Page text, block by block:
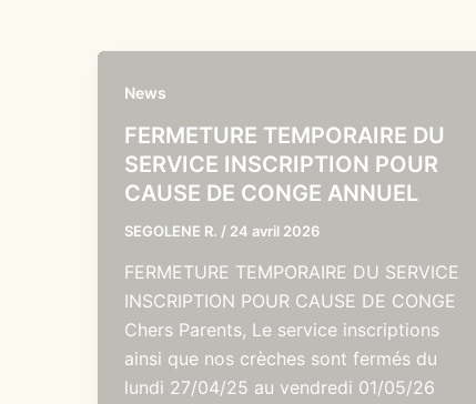
News
FERMETURE TEMPORAIRE DU
SERVICE INSCRIPTION POUR
CAUSE DE CONGE ANNUEL
SEGOLENE R. / 24 avril 2026
FERMETURE TEMPORAIRE DU SERVICE
INSCRIPTION POUR CAUSE DE CONGE
Chers Parents, Le service inscriptions
ainsi que nos crèches sont fermés du
lundi 27/04/25 au vendredi 01/05/26